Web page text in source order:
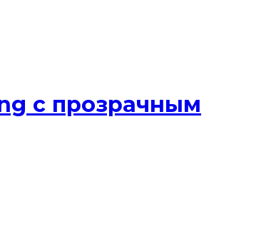
с прозрачным